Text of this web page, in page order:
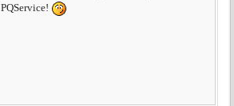
PQService!